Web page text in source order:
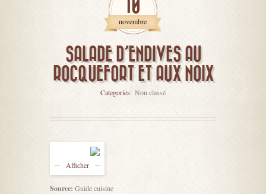
10
novembre
SALADE D’ENDIVES AU
ROCQUEFORT ET AUX NOIX
Categories: Non classé
Afficher
Source: Guide cuisine